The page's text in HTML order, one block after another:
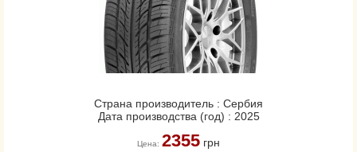
Страна производитель : Сербия
Дата производства (год) : 2025
Цена: 2355грн